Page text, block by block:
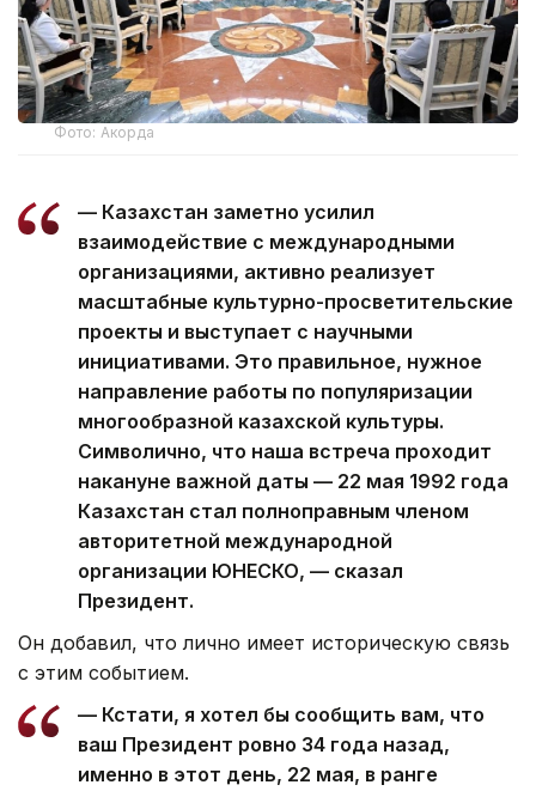
Фото: Акорда
— Казахстан заметно усилил
взаимодействие с международными
организациями, активно реализует
масштабные культурно-просветительские
проекты и выступает с научными
инициативами. Это правильное, нужное
направление работы по популяризации
многообразной казахской культуры.
Символично, что наша встреча проходит
накануне важной даты — 22 мая 1992 года
Казахстан стал полноправным членом
авторитетной международной
организации ЮНЕСКО, — сказал
Президент.
Он добавил, что лично имеет историческую связь
с этим событием.
— Кстати, я хотел бы сообщить вам, что
ваш Президент ровно 34 года назад,
именно в этот день, 22 мая, в ранге